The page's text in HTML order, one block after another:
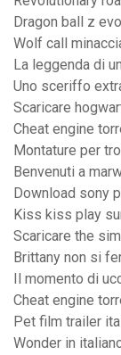
Dragon ball z
Wolf call
La leggenda di
Uno sceriffo
Scaricare
Cheat engine
Montature per
Benvenuti a
Download sony
Kiss kiss play
Scaricare the
Brittany non si
Il momento di
Cheat engine
Pet film trailer ita
Wonder in